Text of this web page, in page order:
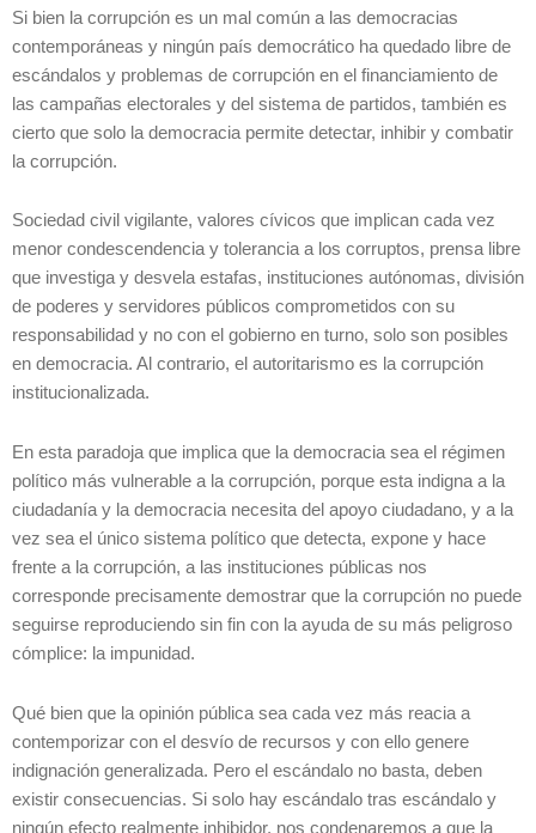
Si bien la corrupción es un mal común a las democracias
contemporáneas y ningún país democrático ha quedado libre de
escándalos y problemas de corrupción en el financiamiento de
las campañas electorales y del sistema de partidos, también es
cierto que solo la democracia permite detectar, inhibir y combatir
la corrupción.
Sociedad civil vigilante, valores cívicos que implican cada vez
menor condescendencia y tolerancia a los corruptos, prensa libre
que investiga y desvela estafas, instituciones autónomas, división
de poderes y servidores públicos comprometidos con su
responsabilidad y no con el gobierno en turno, solo son posibles
en democracia. Al contrario, el autoritarismo es la corrupción
institucionalizada.
En esta paradoja que implica que la democracia sea el régimen
político más vulnerable a la corrupción, porque esta indigna a la
ciudadanía y la democracia necesita del apoyo ciudadano, y a la
vez sea el único sistema político que detecta, expone y hace
frente a la corrupción, a las instituciones públicas nos
corresponde precisamente demostrar que la corrupción no puede
seguirse reproduciendo sin fin con la ayuda de su más peligroso
cómplice: la impunidad.
Qué bien que la opinión pública sea cada vez más reacia a
contemporizar con el desvío de recursos y con ello genere
indignación generalizada. Pero el escándalo no basta, deben
existir consecuencias. Si solo hay escándalo tras escándalo y
ningún efecto realmente inhibidor, nos condenaremos a que la